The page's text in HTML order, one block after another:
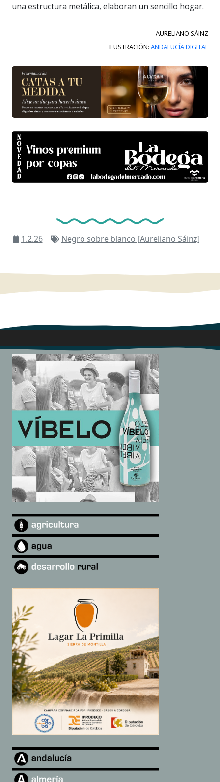
una estructura metálica, elaboran un sencillo hogar.
AURELIANO SÁINZ
ILUSTRACIÓN: ANDALUCÍA DIGITAL
1.2.26 Negro sobre blanco [Aureliano Sáinz]